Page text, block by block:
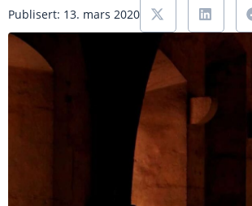
Publisert: 13. mars 2020